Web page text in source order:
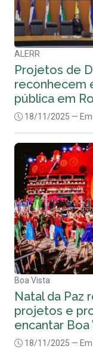
ALERR
Projetos de
reconhecem
pública em
18/11/2025 —
Boa Vista
Natal da Paz
projetos e
encantar Boa
18/11/2025 —